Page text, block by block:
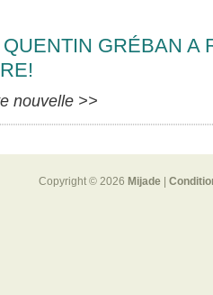
GRÉBAN A
nouvelle >>
Copyright © 2026 Mijade|